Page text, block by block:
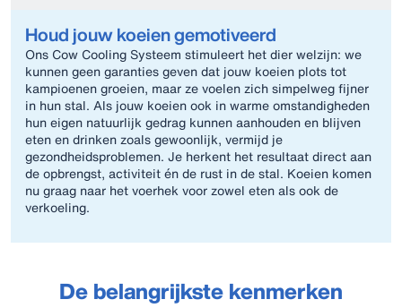
Houd jouw koeien gemotiveerd
Ons Cow Cooling Systeem stimuleert het dier welzijn: we
kunnen geen garanties geven dat jouw koeien plots tot
kampioenen groeien, maar ze voelen zich simpelweg fijner
in hun stal. Als jouw koeien ook in warme omstandigheden
hun eigen natuurlijk gedrag kunnen aanhouden en blijven
eten en drinken zoals gewoonlijk, vermijd je
gezondheidsproblemen. Je herkent het resultaat direct aan
de opbrengst, activiteit én de rust in de stal. Koeien komen
nu graag naar het voerhek voor zowel eten als ook de
verkoeling.
De belangrijkste kenmerken